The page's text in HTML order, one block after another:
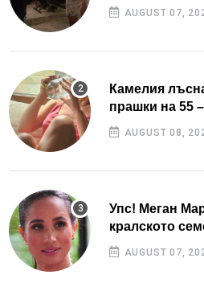
AUGUST 07,
Камелия
прашки на 55
AUGUST 08,
Упс! Меган
кралското
AUGUST 07,